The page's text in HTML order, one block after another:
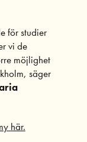
för studier
vi de
möjlighet
säger
här.